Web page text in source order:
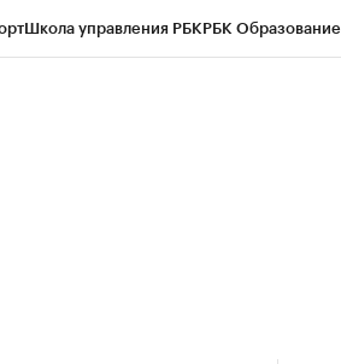
Школа управления РБКРБК Образование